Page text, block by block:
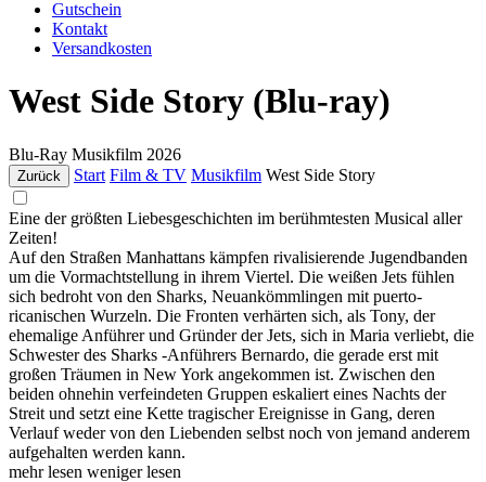
Gutschein
Kontakt
Versandkosten
West Side Story (Blu-ray)
Blu-Ray Musikfilm 2026
Zurück Start Film & TV Musikfilm West Side Story
Eine der größten Liebesgeschichten im berühmtesten Musical aller
Zeiten!
Auf den Straßen Manhattans kämpfen rivalisierende Jugendbanden
um die Vormachtstellung in ihrem Viertel. Die weißen Jets fühlen
sich bedroht von den Sharks, Neuankömmlingen mit puerto-
ricanischen Wurzeln. Die Fronten verhärten sich, als Tony, der
ehemalige Anführer und Gründer der Jets, sich in Maria verliebt, die
Schwester des Sharks -Anführers Bernardo, die gerade erst mit
großen Träumen in New York angekommen ist. Zwischen den
beiden ohnehin verfeindeten Gruppen eskaliert eines Nachts der
Streit und setzt eine Kette tragischer Ereignisse in Gang, deren
Verlauf weder von den Liebenden selbst noch von jemand anderem
aufgehalten werden kann.
mehr lesen weniger lesen